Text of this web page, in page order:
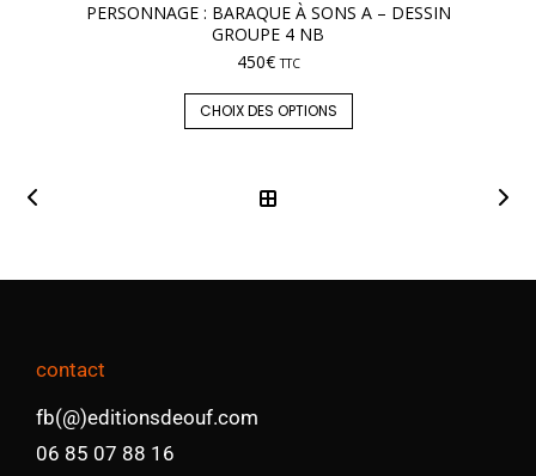
PERSONNAGE : BARAQUE À SONS A – DESSIN
GROUPE 4 NB
450€ TTC
CHOIX DES OPTIONS
contact
fb(@)editionsdeouf.com
06 85 07 88 16